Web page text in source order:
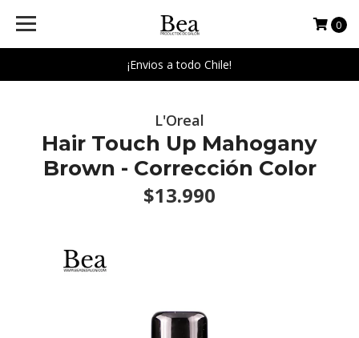
¡Envios a todo Chile!
0
L'Oreal
Hair Touch Up Mahogany
Brown - Corrección Color
$13.990